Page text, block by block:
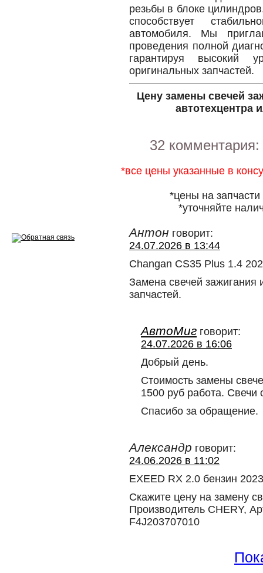
резьбы в блоке
способствует
автомобиля. Мы
проведения полной
гарантируя высокий
оригинальных запчастей.
Цену замены свечей
автотехцентра
32
*все цены указанные в
*цены на
*уточняйте
Антон говорит:
24.07.2026 в 13:44
Changan CS35 Plus 1.4
Замена свечей зажигания
запчастей.
АвтоМиг говорит:
24.07.2026 в 16:06
Добрый день.
Стоимость замены
1500 руб работа.
Спасибо за обращение.
Александр говорит:
24.06.2026 в 11:02
EXEED RX 2.0 бензин 2023
Скажите цену на замену
Производитель CHERY,
F4J203707010